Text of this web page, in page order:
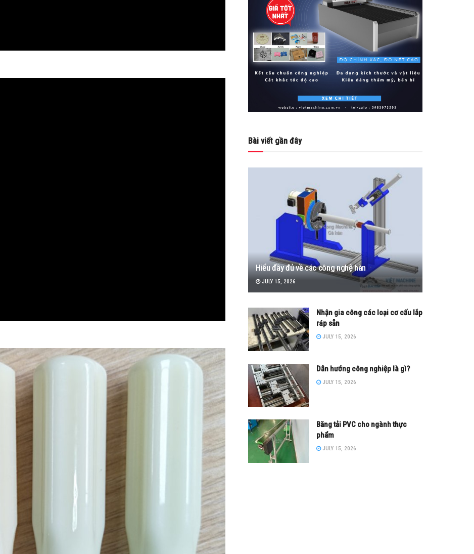
Bài viết gần đây
Hiểu đầy đủ về các công nghệ hàn
JULY 15, 2026
Nhận gia công các loại cơ cấu lắp
ráp sẵn
JULY 15, 2026
Dẫn hướng công nghiệp là gì?
JULY 15, 2026
Băng tải PVC cho ngành thực
phẩm
JULY 15, 2026